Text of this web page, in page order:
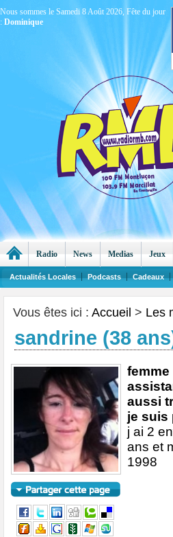
Vous êtes ici : Accueil > Les
sandrine (38
aussi
je suis
j ai 2
ans et
1998
Radio News Medias Jeux
Actualités Locales Podcasts Cadeaux
Nous sommes le Samedi 8 Août 2026, Fête du jour
: Dominique